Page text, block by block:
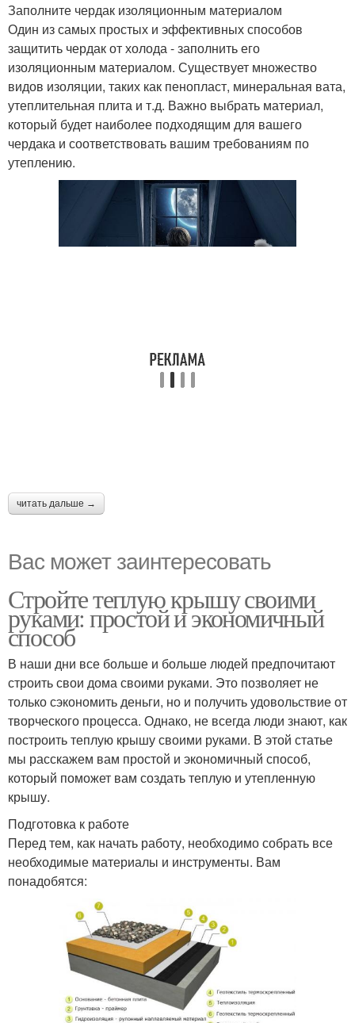
Заполните чердак изоляционным материалом
Один из самых простых и эффективных способов
защитить чердак от холода - заполнить его
изоляционным материалом. Существует множество
видов изоляции, таких как пенопласт, минеральная вата,
утеплительная плита и т.д. Важно выбрать материал,
который будет наиболее подходящим для вашего
чердака и соответствовать вашим требованиям по
утеплению.
читать дальше →
Вас может заинтересовать
Стройте теплую крышу своими
руками: простой и экономичный
способ
В наши дни все больше и больше людей предпочитают
строить свои дома своими руками. Это позволяет не
только сэкономить деньги, но и получить удовольствие от
творческого процесса. Однако, не всегда люди знают, как
построить теплую крышу своими руками. В этой статье
мы расскажем вам простой и экономичный способ,
который поможет вам создать теплую и утепленную
крышу.
Подготовка к работе
Перед тем, как начать работу, необходимо собрать все
необходимые материалы и инструменты. Вам
понадобятся: